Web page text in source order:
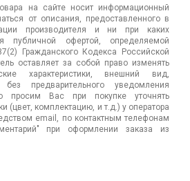
на сайте носит информационный
от описания, предоставленного в
производителя и ни при каких
публичной офертой, определяемой
Гражданского Кодекса Российской
оставляет за собой право изменять
характеристики, внешний вид,
предварительного уведомления
просим Вас при покупке уточнять
(цвет, комплектацию, и т.д.) у оператора
email, по контактным телефонам
при оформлении заказа из